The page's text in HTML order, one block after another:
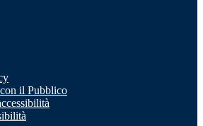
il Pubblico